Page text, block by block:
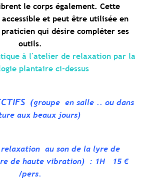
le corps également. Cette
et peut être utilisée en
qui désire compléter ses
outils.
à l'atelier de relaxation par la
plantaire ci-dessus
(groupe en salle .. ou dans
aux beaux jours)
au son de la lyre de
de haute vibration) : 1H 15 €
/pers.